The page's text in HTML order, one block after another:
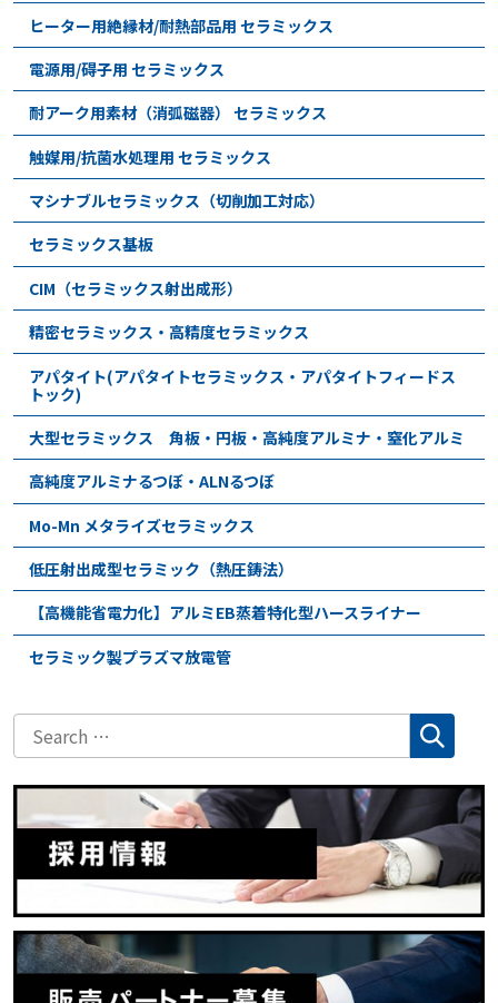
ヒーター用絶縁材/耐熱部品用 セラミックス
電源用/碍子用 セラミックス
耐アーク用素材（消弧磁器） セラミックス
触媒用/抗菌水処理用 セラミックス
マシナブルセラミックス（切削加工対応）
セラミックス基板
CIM（セラミックス射出成形）
精密セラミックス・高精度セラミックス
アパタイト(アパタイトセラミックス・アパタイトフィードス
トック)
大型セラミックス 角板・円板・高純度アルミナ・窒化アルミ
高純度アルミナるつぼ・ALNるつぼ
Mo-Mn メタライズセラミックス
低圧射出成型セラミック（熱圧鋳法）
【高機能省電力化】アルミEB蒸着特化型ハースライナー
セラミック製プラズマ放電管